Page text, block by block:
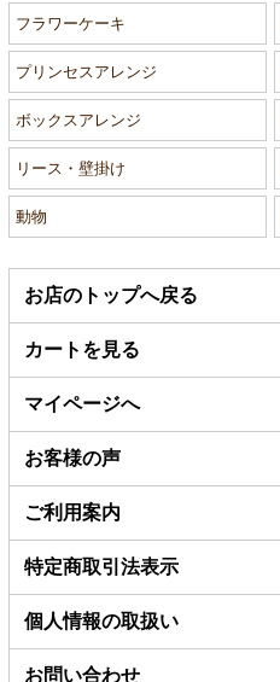
フラワーケーキ
プリンセスアレンジ
ボックスアレンジ
リース・壁掛け
動物
お店のトップへ戻る
カートを見る
マイページへ
お客様の声
ご利用案内
特定商取引法表示
個人情報の取扱い
お問い合わせ